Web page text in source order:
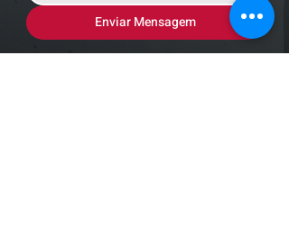
Enviar Mensagem